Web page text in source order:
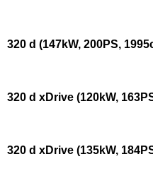
320 d (147kW, 200PS,
320 d xDrive (120kW,
320 d xDrive (135kW,